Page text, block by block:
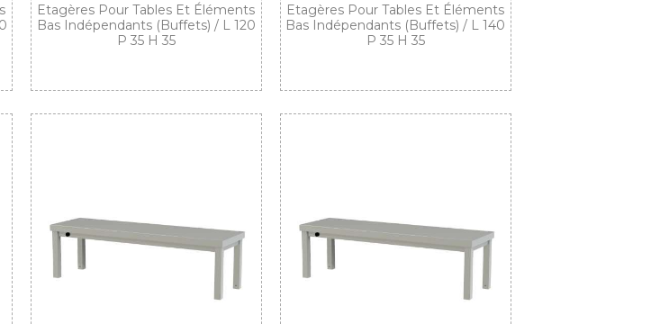
Etagères Pour Tables Et Éléments
Bas Indépendants (buffets) / L 120
P 35 H 35
Etagères Pour Tables Et Éléments
Bas Indépendants (buffets) / L 140
P 35 H 35